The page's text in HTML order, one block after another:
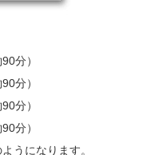
分）
分）
分）
分）
うになります。